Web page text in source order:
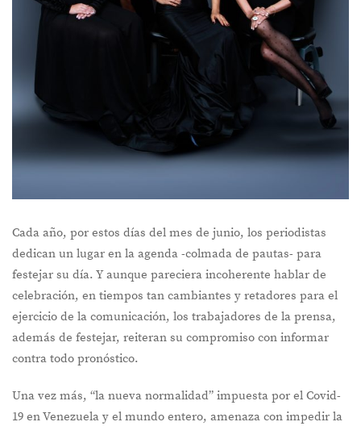
Cada año, por estos días del mes de junio, los periodistas
dedican un lugar en la agenda -colmada de pautas- para
festejar su día. Y aunque pareciera incoherente hablar de
celebración, en tiempos tan cambiantes y retadores para el
ejercicio de la comunicación, los trabajadores de la prensa,
además de festejar, reiteran su compromiso con informar
contra todo pronóstico.
Una vez más, “la nueva normalidad” impuesta por el Covid-
19 en Venezuela y el mundo entero, amenaza con impedir la